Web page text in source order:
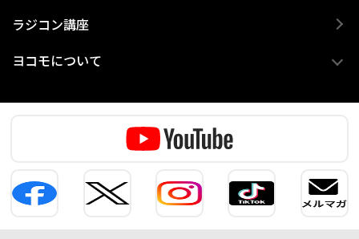
ラジコン講座
ヨコモについて